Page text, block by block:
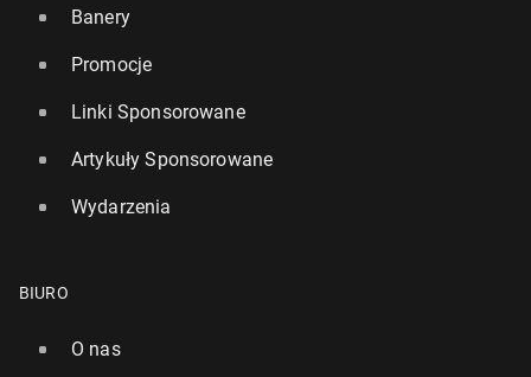
Banery
Promocje
Linki Sponsorowane
Artykuły Sponsorowane
Wydarzenia
BIURO
O nas